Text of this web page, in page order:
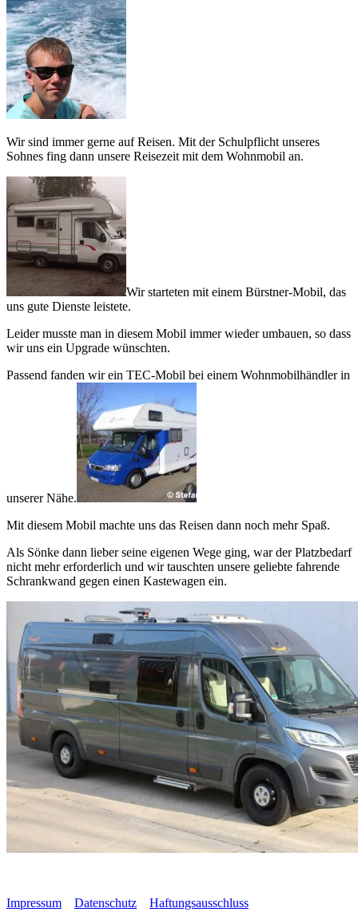
Wir sind immer gerne auf Reisen. Mit der Schulpflicht unseres
Sohnes fing dann unsere Reisezeit mit dem Wohnmobil an.
Wir starteten mit einem Bürstner-Mobil, das
uns gute Dienste leistete.
Leider musste man in diesem Mobil immer wieder umbauen, so dass
wir uns ein Upgrade wünschten.
Passend fanden wir ein TEC-Mobil bei einem Wohnmobilhändler in
unserer Nähe.
Mit diesem Mobil machte uns das Reisen dann noch mehr Spaß.
Als Sönke dann lieber seine eigenen Wege ging, war der Platzbedarf
nicht mehr erforderlich und wir tauschten unsere geliebte fahrende
Schrankwand gegen einen Kastewagen ein.
Impressum Datenschutz
Haftungsausschluss